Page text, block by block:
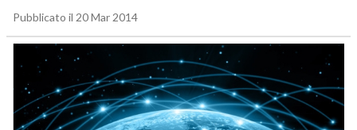
Pubblicato il 20 Mar 2014